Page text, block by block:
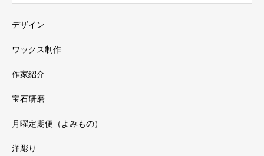
デザイン
ワックス制作
作家紹介
宝石研磨
月曜定期便（よみもの）
洋彫り